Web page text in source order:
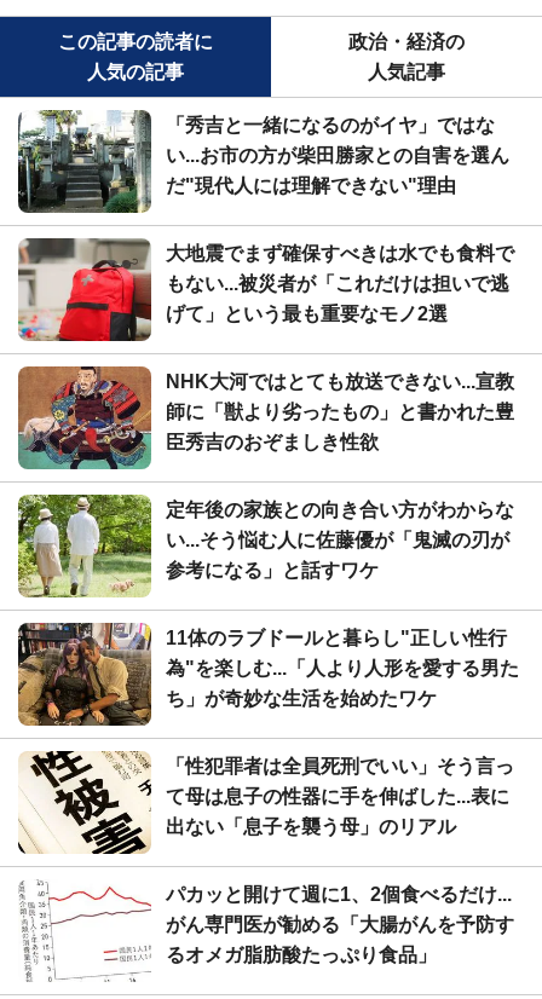
この記事の読者に
人気の記事
政治・経済の
人気記事
「秀吉と一緒になるのがイヤ」ではな
い...お市の方が柴田勝家との自害を選ん
だ"現代人には理解できない"理由
大地震でまず確保すべきは水でも食料で
もない...被災者が「これだけは担いで逃
げて」という最も重要なモノ2選
NHK大河ではとても放送できない...宣教
師に「獣より劣ったもの」と書かれた豊
臣秀吉のおぞましき性欲
定年後の家族との向き合い方がわからな
い...そう悩む人に佐藤優が「鬼滅の刃が
参考になる」と話すワケ
11体のラブドールと暮らし"正しい性行
為"を楽しむ...「人より人形を愛する男た
ち」が奇妙な生活を始めたワケ
「性犯罪者は全員死刑でいい」そう言っ
て母は息子の性器に手を伸ばした...表に
出ない「息子を襲う母」のリアル
パカッと開けて週に1、2個食べるだけ...
がん専門医が勧める「大腸がんを予防す
るオメガ脂肪酸たっぷり食品」